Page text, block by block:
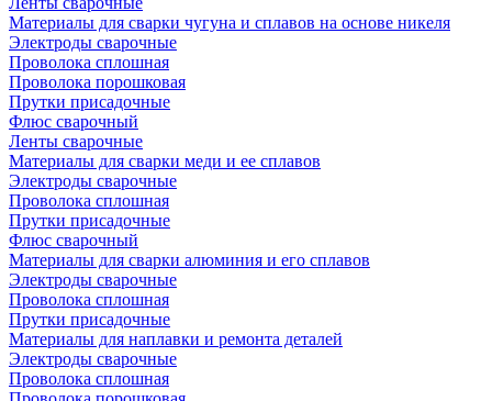
Материалы для сварки чугуна и сплавов на основе никеля
Электроды сварочные
Проволока сплошная
Проволока порошковая
Прутки присадочные
Флюс сварочный
Ленты сварочные
Материалы для сварки меди и ее сплавов
Электроды сварочные
Проволока сплошная
Прутки присадочные
Флюс сварочный
Материалы для сварки алюминия и его сплавов
Электроды сварочные
Проволока сплошная
Прутки присадочные
Материалы для наплавки и ремонта деталей
Электроды сварочные
Проволока сплошная